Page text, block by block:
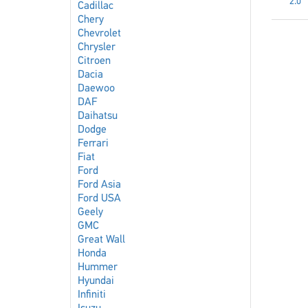
Cadillac
Chery
Chevrolet
Chrysler
Citroen
Dacia
Daewoo
DAF
Daihatsu
Dodge
Ferrari
Fiat
Ford
Ford Asia
Ford USA
Geely
GMC
Great Wall
Honda
Hummer
Hyundai
Infiniti